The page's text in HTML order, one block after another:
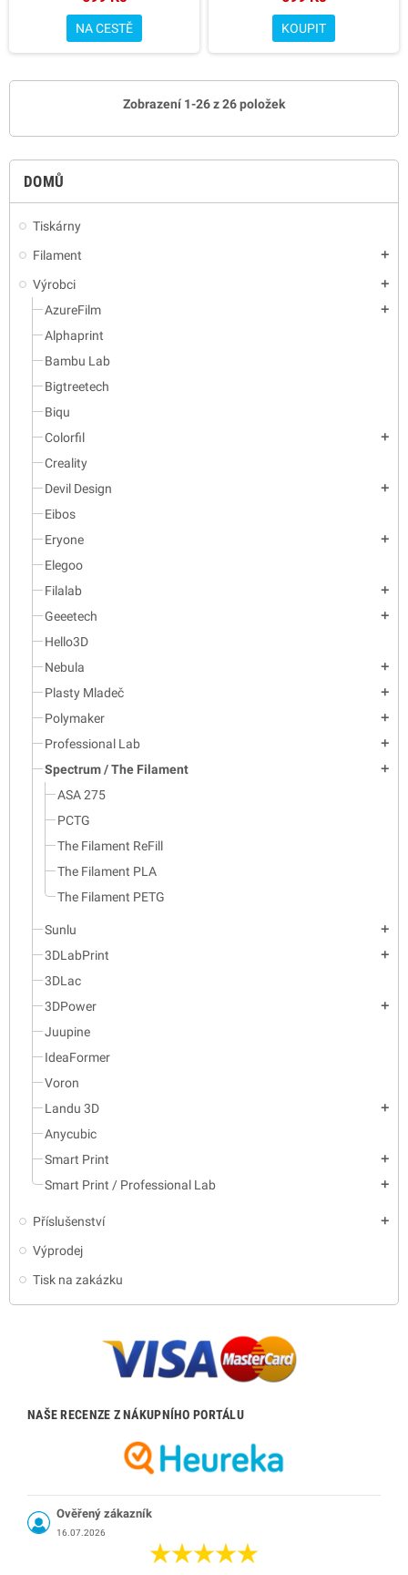
DOMŮ
Tiskárny
Filament
add
Výrobci add
AzureFilm add
Alphaprint
Bambu Lab
Bigtreetech
Biqu
Colorfil
add
Creality
Devil Design
add
Eibos
Eryone
add
Elegoo
Filalab
add
Geeetech add
Hello3D
Nebula
add
Plasty Mladeč add
Polymaker add
Professional Lab add
Spectrum / The Filament add
ASA 275
PCTG
The Filament ReFill
The Filament PLA
The Filament PETG
Sunlu add
3DLabPrint add
3DLac
3DPower
add
Juupine
IdeaFormer
Voron
Landu 3D
add
Anycubic
Smart Print
add
Smart Print / Professional Lab add
Příslušenství add
Výprodej
Tisk na zakázku
NAŠE RECENZE Z NÁKUPNÍHO PORTÁLU
Ověřený zákazník
16.07.2026
NA CESTĚ KOUPIT
Zobrazení 1-26 z 26 položek